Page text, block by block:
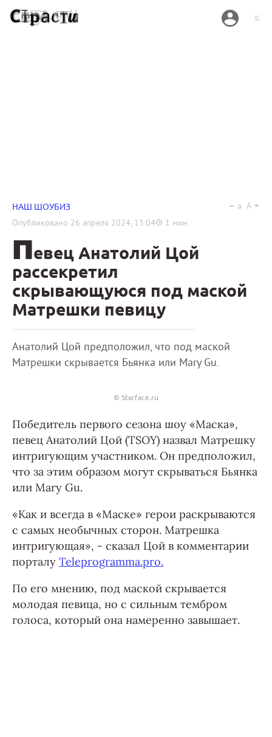
НАШ ШОУБИЗ
Опубликовано 26 апреля 2024, 13:04 1 мин.
a A
Певец Анатолий Цой
рассекретил
скрывающуюся под маской
Матрешки певицу
Анатолий Цой предположил, что под маской
Матрешки скрывается Бьянка или Mаry Gu.
© Starface.ru
Победитель первого сезона шоу «Маска»,
певец Анатолий Цой (TSOY) назвал Матрешку
интригующим участником. Он предположил,
что за этим образом могут скрываться Бьянка
или Mаry Gu.
«Как и всегда в «Маске» герои раскрываются
с самых необычных сторон. Матрешка
интригующая», - сказал Цой в комментарии
порталу Teleprogramma.pro.
По его мнению, под маской скрывается
молодая певица, но с сильным тембром
голоса, который она намеренно завышает.